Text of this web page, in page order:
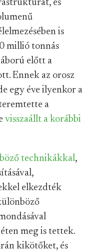
és
is
millió tonnás
előtt a
Ennek az orosz
egy éve ilyenkor a
a
visszaállt a korábbi
technikákkal,
elkezdték
meg is tettek.
kikötőket, és